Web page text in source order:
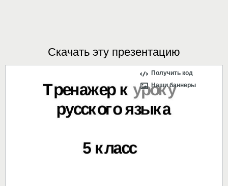
Скачать эту презентацию
Получить код
Наши баннеры